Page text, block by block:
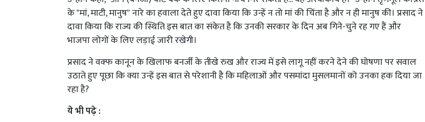
के "मां, माटी, मानुष" नारे का हवाला देते हुए दावा किया कि उन्हें न तो मां की चिंता है और न ही मानुष की। प्रसाद ने
दावा किया कि राज्य की स्थिति इस बात का संकेत है कि उनकी सरकार के दिन अब गिने-चुने रह गए हैं और
भाजपा लोगों के लिए लड़ाई जारी रखेगी।
प्रसाद ने वक्फ कानून के खिलाफ बनर्जी के तीखे रुख और राज्य में इसे लागू नहीं करने देने की घोषणा पर सवाल
उठाते हुए पूछा कि क्या उन्हें इस बात से परेशानी है कि महिलाओं और पसमांदा मुसलमानों को उनका हक दिया जा
रहा है?
ये भी पढ़े :